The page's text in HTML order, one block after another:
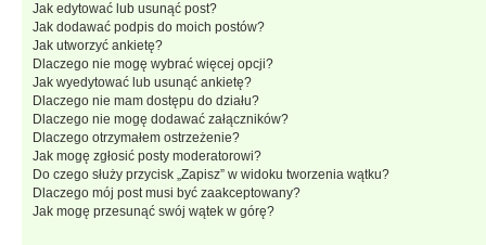
Jak edytować lub usunąć post?
Jak dodawać podpis do moich postów?
Jak utworzyć ankietę?
Dlaczego nie mogę wybrać więcej opcji?
Jak wyedytować lub usunąć ankietę?
Dlaczego nie mam dostępu do działu?
Dlaczego nie mogę dodawać załączników?
Dlaczego otrzymałem ostrzeżenie?
Jak mogę zgłosić posty moderatorowi?
Do czego służy przycisk „Zapisz” w widoku tworzenia wątku?
Dlaczego mój post musi być zaakceptowany?
Jak mogę przesunąć swój wątek w górę?